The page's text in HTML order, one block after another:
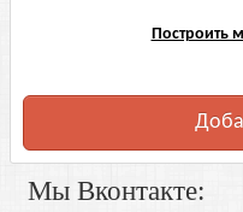
Построить
Мы Вконтакте: